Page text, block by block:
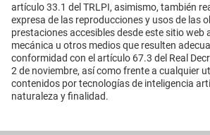
artículo 33.1 del TRLPI, asimismo, también
expresa de las reproducciones y usos de las
prestaciones accesibles desde este sitio web
mecánica u otros medios que resulten
conformidad con el artículo 67.3 del Real
2 de noviembre, así como frente a cualquier
contenidos por tecnologías de inteligencia
naturaleza y finalidad.